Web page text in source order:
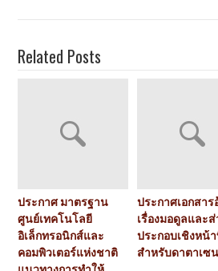
Related Posts
ประกาศ มาตรฐาน
ศูนย์เทคโนโลยี
อิเล็กทรอนิกส์และ
คอมพิวเตอร์แห่งชาติ
ประกาศเอกสาร
เรื่องมอดูลและ
ประกอบเชิงหน้
สำหรับดาตาเซ